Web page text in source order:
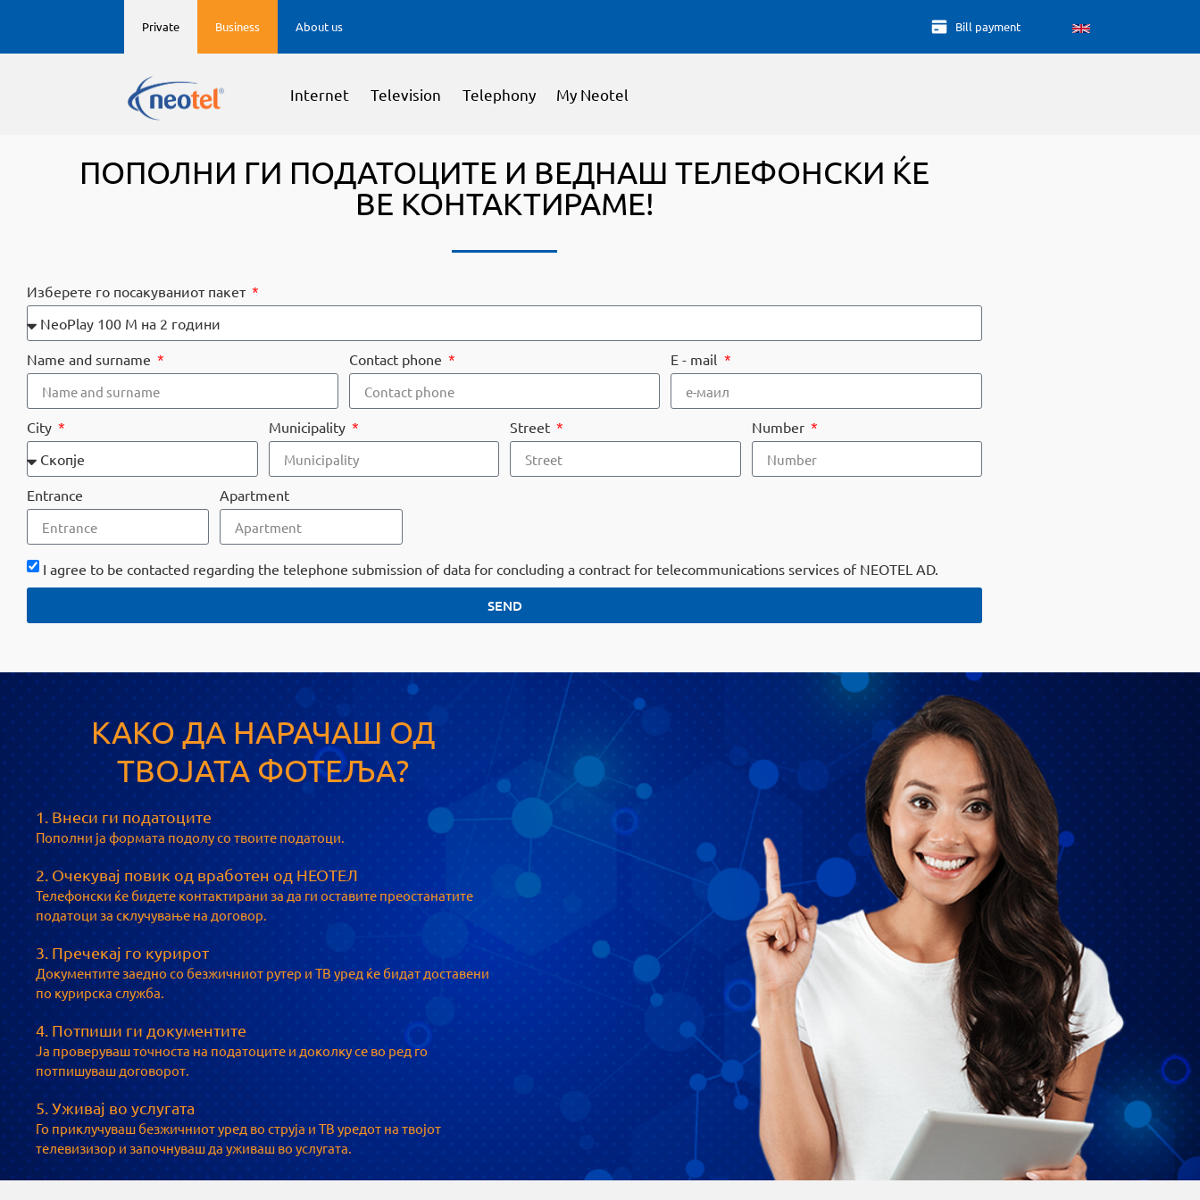
Private Business About us Bill payment
Internet Television Telephony My Neotel
ПОПОЛНИ ГИ ПОДАТОЦИТЕ И ВЕДНАШ ТЕЛЕФОНСКИ ЌЕ
ВЕ КОНТАКТИРАМЕ!
Избeрете го посакуваниот пакет
Name and surname Contact phone E - mail
City Municipality Street Number
Entrance Аpartment
I agree to be contacted regarding the telephone submission of data for concluding a contract for telecommunications services of NEOTEL AD.
SEND
e
r
n
i
v
e
:
КАКО ДА НАРАЧАШ ОД
ТВОЈАТА ФОТЕЉА?
1. Внеси ги податоците
Пополни ја формата подолу со твоите податоци.
2. Очекувај повик од вработен од НЕОТЕЛ
Телефонски ќе бидете контактирани за да ги оставите преостанатите
податоци за склучување на договор.
3. Пречекај го курирот
Документите заедно со безжичниот рутер и ТВ уред ќе бидат доставени
по курирска служба.
4. Потпиши ги документите
Ја проверуваш точноста на податоците и доколку се во ред го
потпишуваш договорот.​
5. Уживај во услугата
Го приклучуваш безжичниот уред во струја и ТВ уредот на твојот
телевизизор и започнуваш да уживаш во услугата.